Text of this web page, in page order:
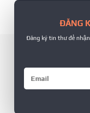
ĐĂNG
Đăng ký tin thư để